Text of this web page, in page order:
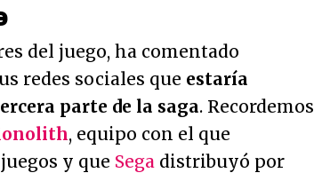
del juego, ha comentado
redes sociales que estaría
parte de la saga. Recordemos
, equipo con el que
y que Sega distribuyó por